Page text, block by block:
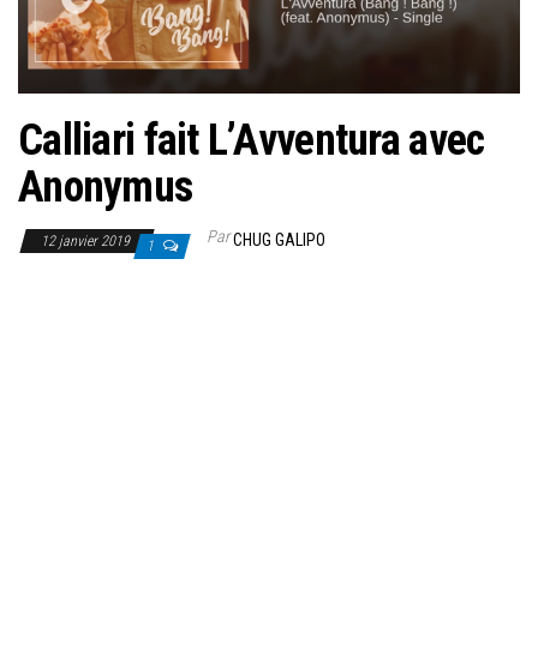
Calliari fait L’Avventura avec
Anonymus
12 janvier 2019 1 ParCHUG GALIPO